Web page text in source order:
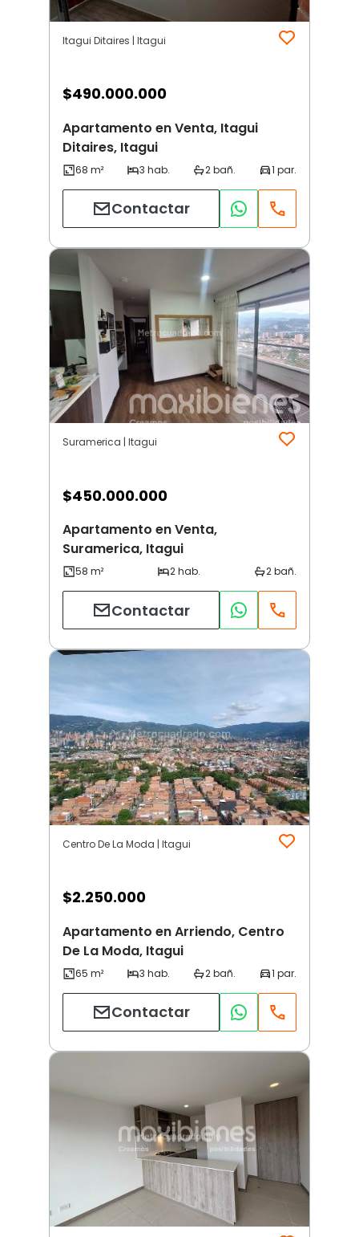
Itagui Ditaires | Itagui
$490.000.000
Apartamento en Venta, Itagui
Ditaires, Itagui
Contactar
Suramerica | Itagui
$450.000.000
Apartamento en Venta,
Suramerica, Itagui
Contactar
Centro De La Moda | Itagui
$2.250.000
Apartamento en Arriendo, Centro
De La Moda, Itagui
Contactar